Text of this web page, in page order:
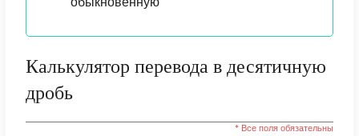
Калькулятор перевода в десятичную
дробь
* Все поля обязательны